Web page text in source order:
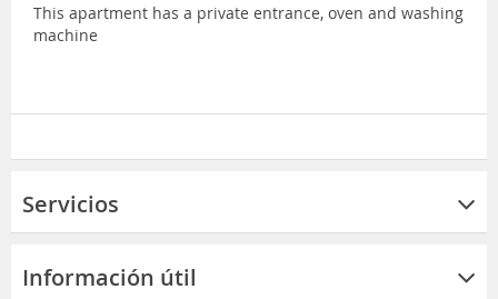
This apartment has a private entrance, oven and washing
machine
Servicios
Información útil